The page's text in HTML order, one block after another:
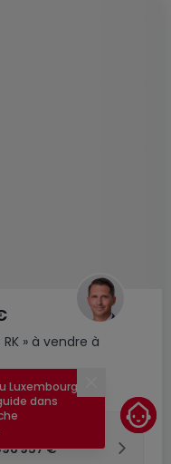
» à vendre à
957 €
Luxembourg !
dans